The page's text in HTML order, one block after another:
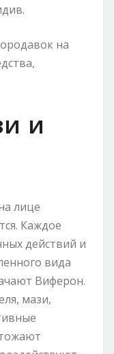
и
лице
Каждое
действий и
вида
Виферон.
мази,